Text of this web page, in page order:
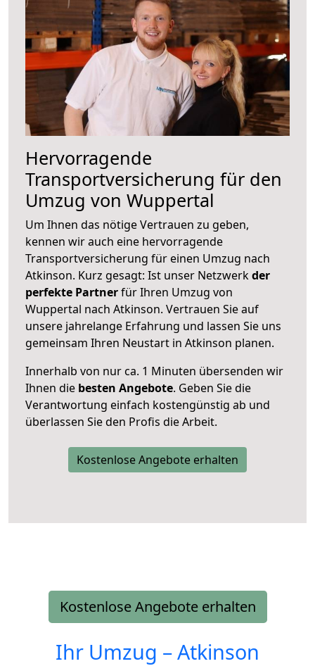
Hervorragende
Transportversicherung für den
Umzug von Wuppertal
Um Ihnen das nötige Vertrauen zu geben,
kennen wir auch eine hervorragende
Transportversicherung für einen Umzug nach
Atkinson. Kurz gesagt: Ist unser Netzwerkder
perfekte Partnerfür Ihren Umzug von
Wuppertal nach Atkinson. Vertrauen Sie auf
unsere jahrelange Erfahrung und lassen Sie uns
gemeinsam Ihren Neustart in Atkinson planen.
Innerhalb von nur ca. 1 Minuten übersenden wir
Ihnen die besten Angebote. Geben Sie die
Verantwortung einfach kostengünstig ab und
überlassen Sie den Profis die Arbeit.
Kostenlose Angebote erhalten
Kostenlose Angebote erhalten
Ihr Umzug –Atkinson